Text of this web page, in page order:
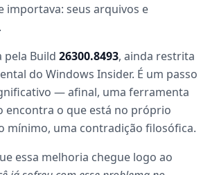
importava: seus arquivos e
pela Build 26300.8493, ainda restrita
do Windows Insider. É um passo
— afinal, uma ferramenta
encontra o que está no próprio
mínimo, uma contradição filosófica.
essa melhoria chegue logo ao